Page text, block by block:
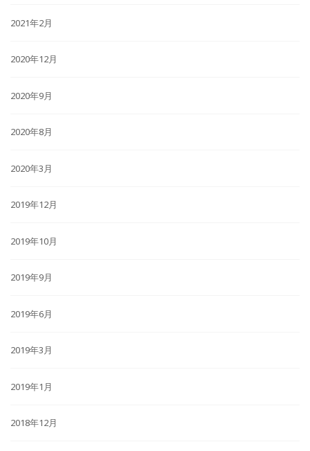
2021年2月
2020年12月
2020年9月
2020年8月
2020年3月
2019年12月
2019年10月
2019年9月
2019年6月
2019年3月
2019年1月
2018年12月